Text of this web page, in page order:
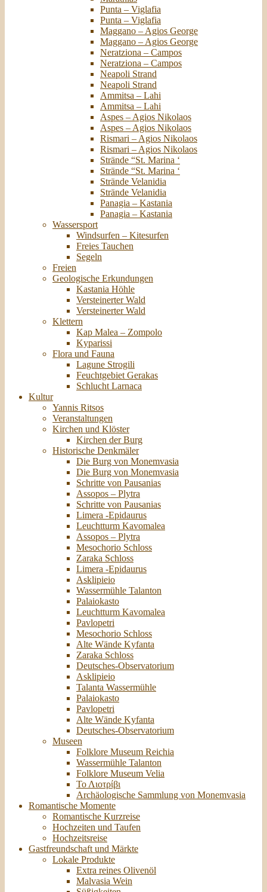
Punta – Viglafia
Punta – Viglafia
Maggano – Agios George
Maggano – Agios George
Neratziona – Campos
Neratziona – Campos
Neapoli Strand
Neapoli Strand
Ammitsa – Lahi
Ammitsa – Lahi
Aspes – Agios Nikolaos
Aspes – Agios Nikolaos
Rismari – Agios Nikolaos
Rismari – Agios Nikolaos
Strände “St. Marina ‘
Strände “St. Marina ‘
Strände Velanidia
Strände Velanidia
Panagia – Kastania
Panagia – Kastania
Wassersport
Windsurfen – Kitesurfen
Freies Tauchen
Segeln
Freien
Geologische Erkundungen
Kastania Höhle
Versteinerter Wald
Versteinerter Wald
Klettern
Kap Malea – Zompolo
Kyparissi
Flora und Fauna
Lagune Strogili
Feuchtgebiet Gerakas
Schlucht Larnaca
Kultur
Yannis Ritsos
Veranstaltungen
Kirchen und Klöster
Kirchen der Burg
Historische Denkmäler
Die Burg von Monemvasia
Die Burg von Monemvasia
Schritte von Pausanias
Assopos – Plytra
Schritte von Pausanias
Limera -Epidaurus
Leuchtturm Kavomalea
Assopos – Plytra
Mesochorio Schloss
Zaraka Schloss
Limera -Epidaurus
Asklipieio
Wassermühle Talanton
Palaiokasto
Leuchtturm Kavomalea
Pavlopetri
Mesochorio Schloss
Alte Wände Kyfanta
Zaraka Schloss
Deutsches-Observatorium
Asklipieio
Talanta Wassermühle
Palaiokasto
Pavlopetri
Alte Wände Kyfanta
Deutsches-Observatorium
Museen
Folklore Museum Reichia
Wassermühle Talanton
Folklore Museum Velia
Το Λιοτρίβι
Archäologische Sammlung von Monemvasia
Romantische Momente
Romantische Kurzreise
Hochzeiten und Taufen
Hochzeitsreise
Gastfreundschaft und Märkte
Lokale Produkte
Extra reines Olivenöl
Malvasia Wein